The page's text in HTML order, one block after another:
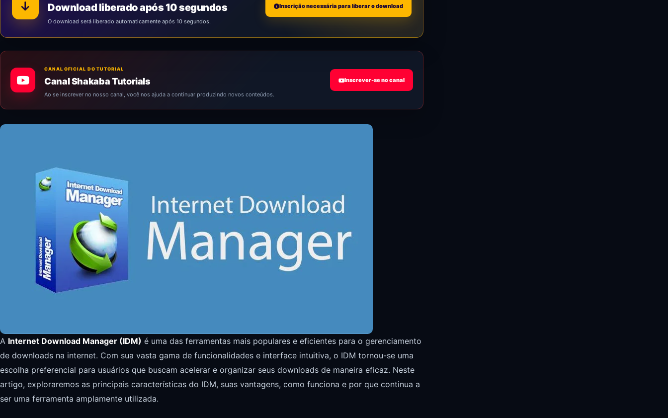
Download liberado após 10 segundos
O download será liberado automaticamente após 10 segundos.
Inscrição necessária para liberar o download
CANAL OFICIAL DO TUTORIAL
Canal Shakaba Tutorials
Ao se inscrever no nosso canal, você nos ajuda a continuar produzindo novos conteúdos.
Inscrever-se no canal
A Internet Download Manager (IDM) é uma das ferramentas mais populares e eficientes para o gerenciamento
de downloads na internet. Com sua vasta gama de funcionalidades e interface intuitiva, o IDM tornou-se uma
escolha preferencial para usuários que buscam acelerar e organizar seus downloads de maneira eficaz. Neste
artigo, exploraremos as principais características do IDM, suas vantagens, como funciona e por que continua a
ser uma ferramenta amplamente utilizada.